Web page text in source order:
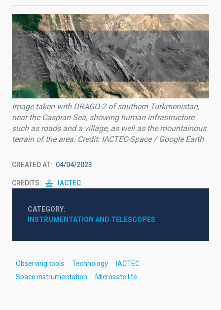
Image taken with DRAGO-2 of southern Turkmenistan,
near the Caspian Sea, showing human infrastructure
such as roads and a village, as well as the mountainous
terrain of the area. Credit: IACTEC-Space/ Google Earth
CREATED AT 04/04/2023
CREDITS IACTEC
CATEGORY
INSTRUMENTATION AND TELESCOPES
Observing tools Technology
IACTEC
Space instrumentation
Microsatellite